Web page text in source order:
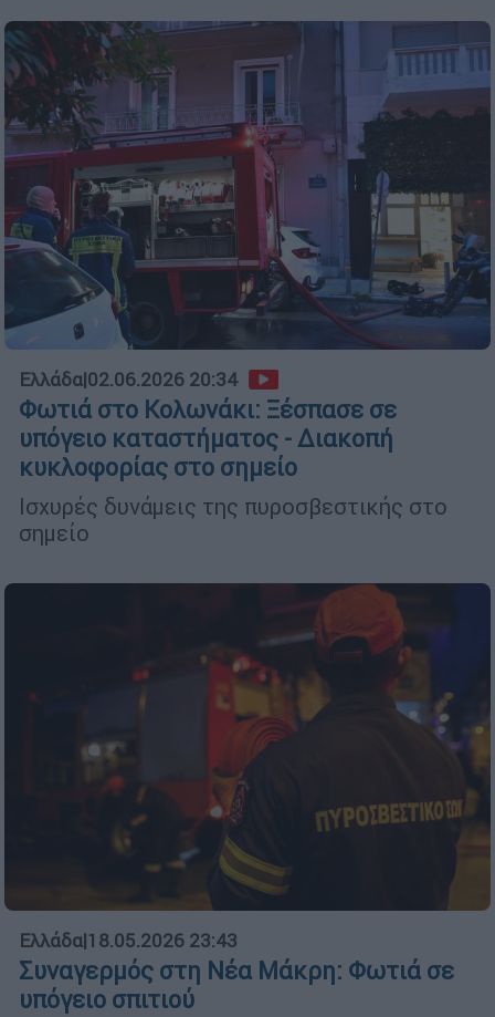
Ελλάδα|02.06.2026 20:34
Φωτιά στο Κολωνάκι: Ξέσπασε σε
υπόγειο καταστήματος - Διακοπή
κυκλοφορίας στο σημείο
Ισχυρές δυνάμεις της πυροσβεστικής στο
σημείο
Ελλάδα|18.05.2026 23:43
Συναγερμός στη Νέα Μάκρη: Φωτιά σε
υπόγειο σπιτιού